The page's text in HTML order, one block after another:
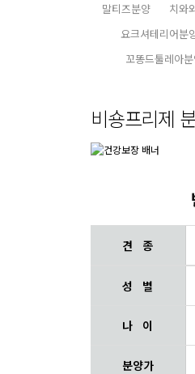
말티즈분양
치와
요크셔테리어분
꼬똥드툴레아
비숑프리제
견 종
성 별
나 이
분양가